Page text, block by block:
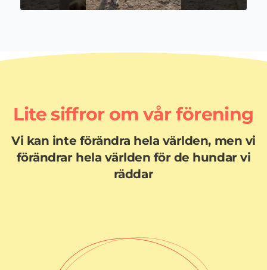
Lite siffror om vår förening
Vi kan inte förändra hela världen, men vi
förändrar hela världen för de hundar vi
räddar